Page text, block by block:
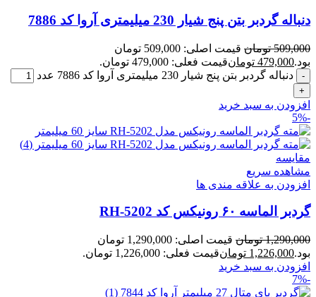
دنباله گردبر بتن پنج شیار 230 میلیمتری آروا کد 7886
509,000 تومان
قیمت اصلی: 509,000 تومان
بود.479,000 تومانقیمت فعلی: 479,000 تومان.
دنباله گردبر بتن پنج شیار 230 میلیمتری آروا کد 7886 عدد
افزودن به سبد خرید
-5%
مقایسه
مشاهده سریع
افزودن به علاقه مندی ها
گردبر الماسه ۶۰ رونیکس کد RH-5202
1,290,000 تومان
قیمت اصلی: 1,290,000 تومان
بود.1,226,000 تومانقیمت فعلی: 1,226,000 تومان.
افزودن به سبد خرید
-7%